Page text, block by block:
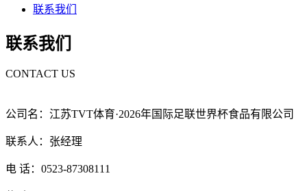
联系我们
联系我们
CONTACT US
公司名：江苏TVT体育·2026年国际足联世界杯食品有限公司
联系人：张经理
电 话：0523-87308111